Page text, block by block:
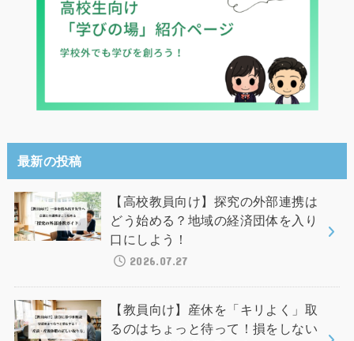
最新の投稿
【高校教員向け】探究の外部連携は
どう始める？地域の経済団体を入り
口にしよう！
2026.07.27
【教員向け】産休を「キリよく」取
るのはちょっと待って！損をしない